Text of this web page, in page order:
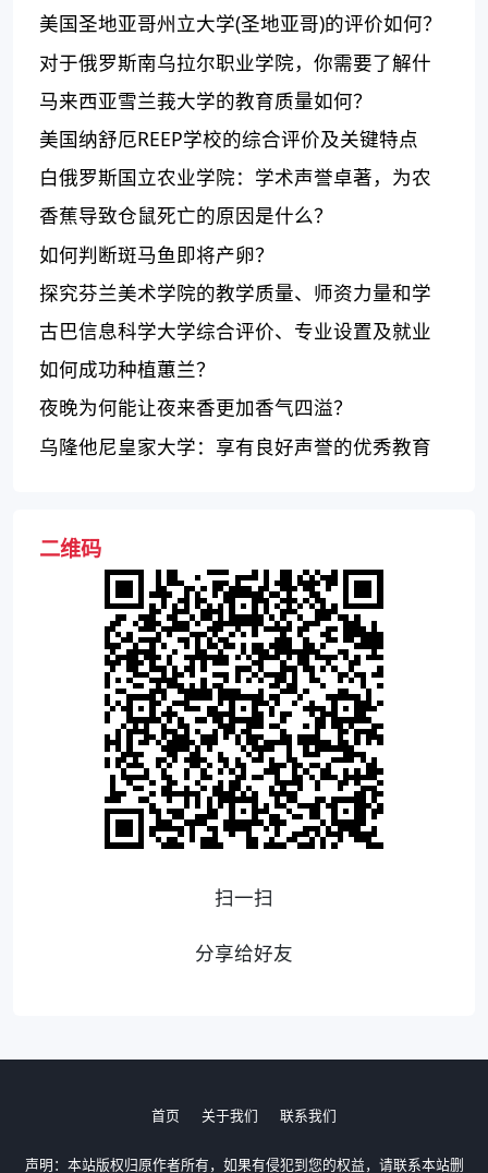
美国圣地亚哥州立大学(圣地亚哥)的评价如何？
对于俄罗斯南乌拉尔职业学院，你需要了解什
么？
马来西亚雪兰莪大学的教育质量如何？
美国纳舒厄REEP学校的综合评价及关键特点
白俄罗斯国立农业学院：学术声誉卓著，为农
业教育贡献荣誉勋章
香蕉导致仓鼠死亡的原因是什么？
如何判断斑马鱼即将产卵？
探究芬兰美术学院的教学质量、师资力量和学
生生活
古巴信息科学大学综合评价、专业设置及就业
前景
如何成功种植蕙兰？
夜晚为何能让夜来香更加香气四溢？
乌隆他尼皇家大学：享有良好声誉的优秀教育
二维码
扫一扫
分享给好友
首页 关于我们 联系我们
声明：本站版权归原作者所有，如果有侵犯到您的权益，请联系本站删